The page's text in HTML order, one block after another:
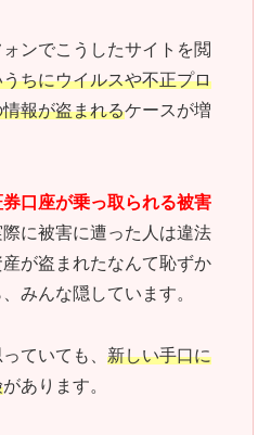
ンでこうしたサイトを閲
ちにウイルスや不正プロ
報が盗まれるケースが増
口座が乗っ取られる被害
に被害に遭った人は違法
が盗まれたなんて恥ずか
みんな隠しています。
ていても、 新しい手口に
があります。